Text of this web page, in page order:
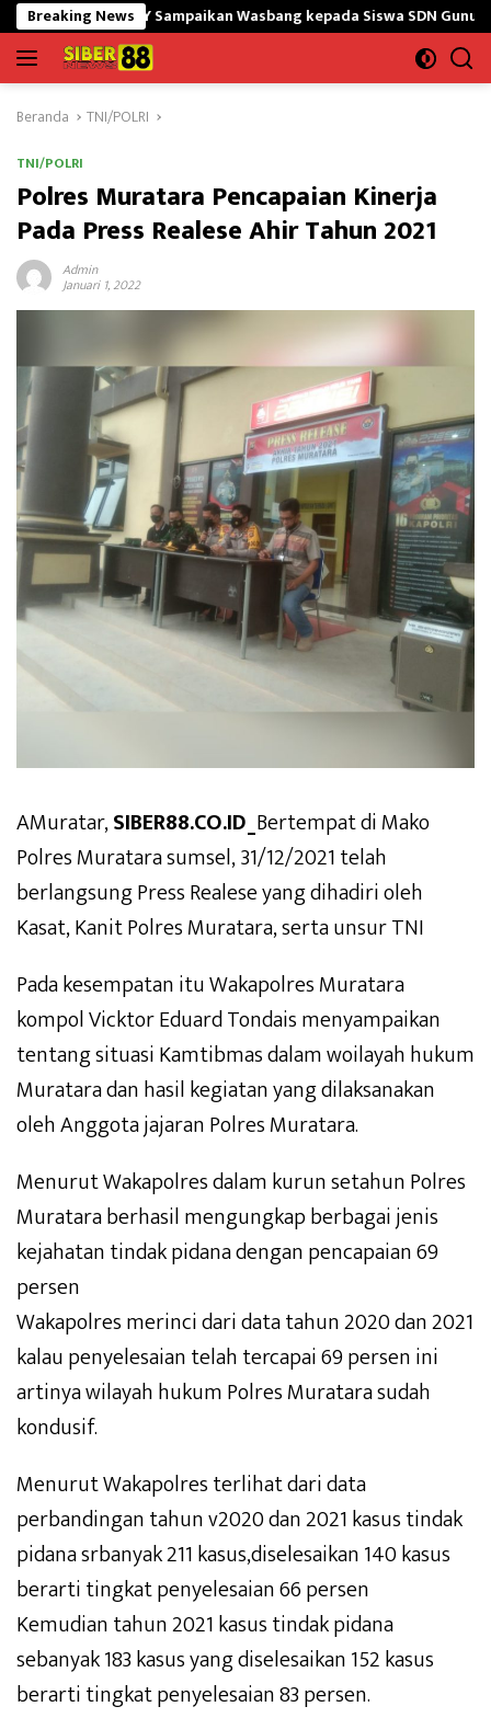
Langsung
ke
konten
Breaking News
Sampaikan Wasbang kepada Siswa SDN Gunung Susu
Beranda TNI/POLRI
TNI/POLRI
Polres Muratara Pencapaian Kinerja
Pada Press Realese Ahir Tahun 2021
Admin
Januari 1, 2022
AMuratar,SIBER88.CO.ID_Bertempat di Mako
Polres Muratara sumsel, 31/12/2021 telah
berlangsung Press Realese yang dihadiri oleh
Kasat, Kanit Polres Muratara, serta unsur TNI
Pada kesempatan itu Wakapolres Muratara
kompol Vicktor Eduard Tondais menyampaikan
tentang situasi Kamtibmas dalam woilayah hukum
Muratara dan hasil kegiatan yang dilaksanakan
oleh Anggota jajaran Polres Muratara.
Menurut Wakapolres dalam kurun setahun Polres
Muratara berhasil mengungkap berbagai jenis
kejahatan tindak pidana dengan pencapaian 69
persen
Wakapolres merinci dari data tahun 2020 dan 2021
kalau penyelesaian telah tercapai 69 persen ini
artinya wilayah hukum Polres Muratara sudah
kondusif.
Menurut Wakapolres terlihat dari data
perbandingan tahun v2020 dan 2021 kasus tindak
pidana srbanyak 211 kasus,diselesaikan 140 kasus
berarti tingkat penyelesaian 66 persen
Kemudian tahun 2021 kasus tindak pidana
sebanyak 183 kasus yang diselesaikan 152 kasus
berarti tingkat penyelesaian 83 persen.